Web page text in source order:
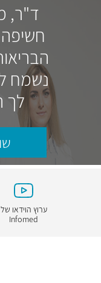
ד"ר,
נשמח
לך
ערוץ הוידאו של
Infomed